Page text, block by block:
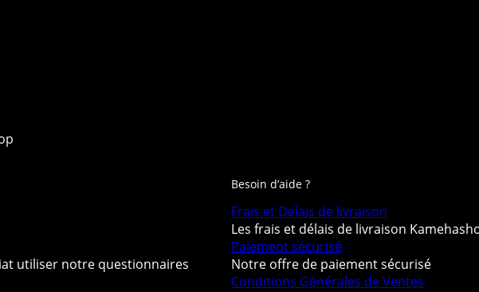
utiliser notre questionnaires
Besoin d’aide ?
Frais et Delais de livraison
Les frais et délais de livraison
Paiement sécurisé
Notre offre de paiement sécurisé
Conditions Générales de Ventes